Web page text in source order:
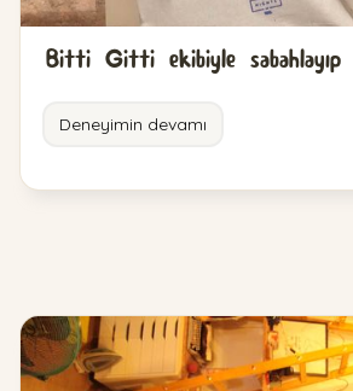
Bitti Gitti ekibiyle
Deneyimin devamı